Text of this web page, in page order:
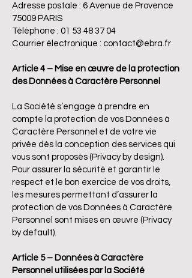
Adresse postale : 6 Avenue de Provence
75009 PARIS
Téléphone : 01 53 48 37 04
Courrier électronique : contact@ebra.fr
Article 4 – Mise en œuvre de la protection
des Données à Caractère Personnel
La Société s’engage à prendre en
compte la protection de vos Données à
Caractère Personnel et de votre vie
privée dès la conception des services qui
vous sont proposés (Privacy by design).
Pour assurer la sécurité et garantir le
respect et le bon exercice de vos droits,
les mesures permettant d’assurer la
protection de vos Données à Caractère
Personnel sont mises en œuvre (Privacy
by default).
Article 5 – Données à Caractère
Personnel utilisées par la Société